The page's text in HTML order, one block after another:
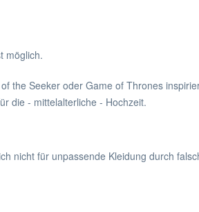
möglich.
the Seeker oder Game of Thrones
die - mittelalterliche - Hochzeit.
nicht für unpassende Kleidung durch